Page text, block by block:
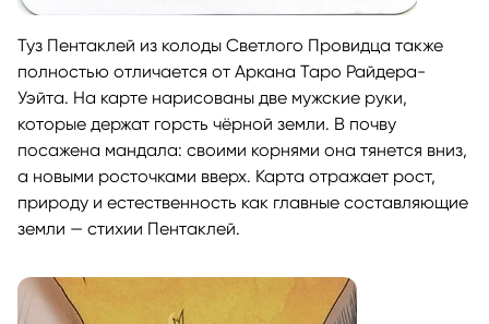
Туз Пентаклей из колоды Светлого Провидца также
полностью отличается от Аркана Таро Райдера-
Уэйта. На карте нарисованы две мужские руки,
которые держат горсть чёрной земли. В почву
посажена мандала: своими корнями она тянется вниз,
а новыми росточками вверх. Карта отражает рост,
природу и естественность как главные составляющие
земли — стихии Пентаклей.